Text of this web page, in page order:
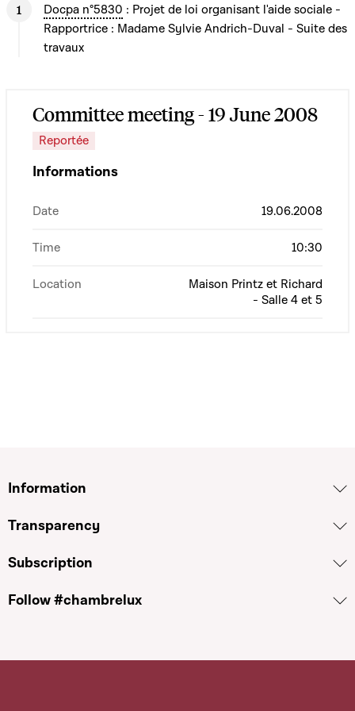
Docpa n°5830 : Projet de loi organisant l'aide sociale -
Rapportrice : Madame Sylvie Andrich-Duval - Suite des
travaux
Committee meeting - 19 June 2008
Reportée
Informations
Date 19.06.2008
Time 10:30
Location
Maison Printz et Richard
- Salle 4 et 5
Information
Transparency
Subscription
Follow #chambrelux